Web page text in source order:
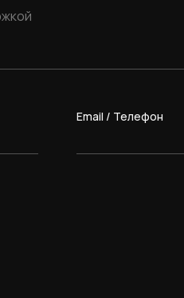
Email / Телефон